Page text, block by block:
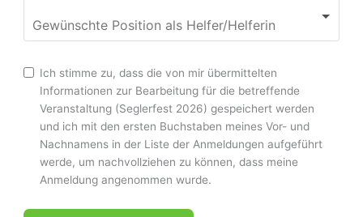
Ich stimme zu, dass die von mir übermittelten
Informationen zur Bearbeitung für die betreffende
Veranstaltung (Seglerfest 2026) gespeichert werden
und ich mit den ersten Buchstaben meines Vor- und
Nachnamens in der Liste der Anmeldungen aufgeführt
werde, um nachvollziehen zu können, dass meine
Anmeldung angenommen wurde.